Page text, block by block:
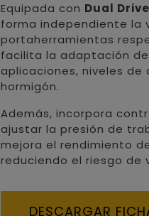
Equipada con Dual
forma independiente la
portaherramientas
facilita la adaptación
aplicaciones, niveles
hormigón.
Además, incorpora
ajustar la presión de
mejora el rendimiento
reduciendo el riesgo de
DESCARGAR